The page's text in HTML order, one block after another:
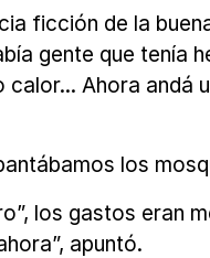
ficción de la
gente que tenía
Ahora andá
los
los gastos eran
apuntó.